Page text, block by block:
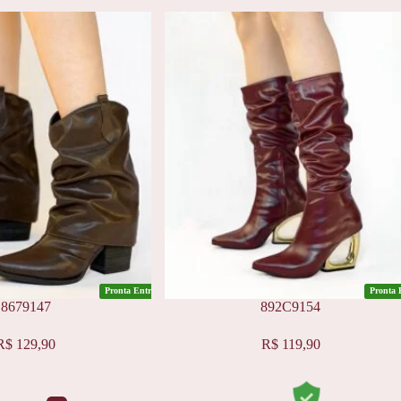
Pronta Entrega
8679147
129,90
Pronta
892C9154
R$119,90